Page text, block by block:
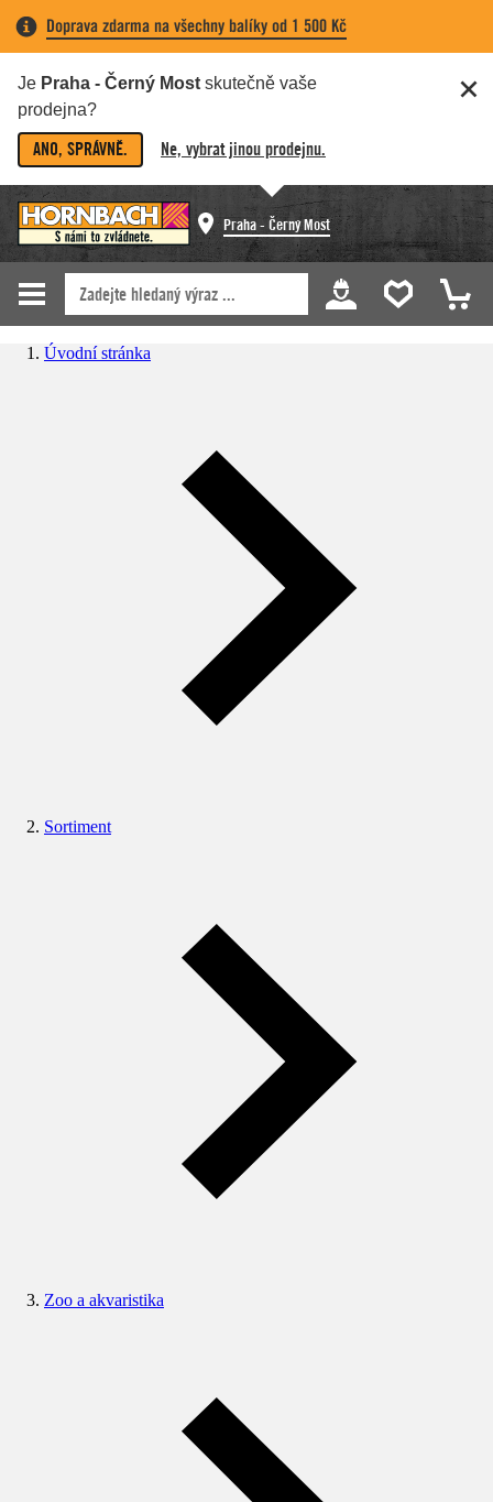
Doprava zdarma na všechny balíky od 1 500 Kč
Je Praha - Černý Most skutečně vaše
prodejna?
ANO, SPRÁVNĚ. Ne, vybrat jinou prodejnu.
Praha - Černý Most
Úvodní stránka
Sortiment
Zoo a akvaristika